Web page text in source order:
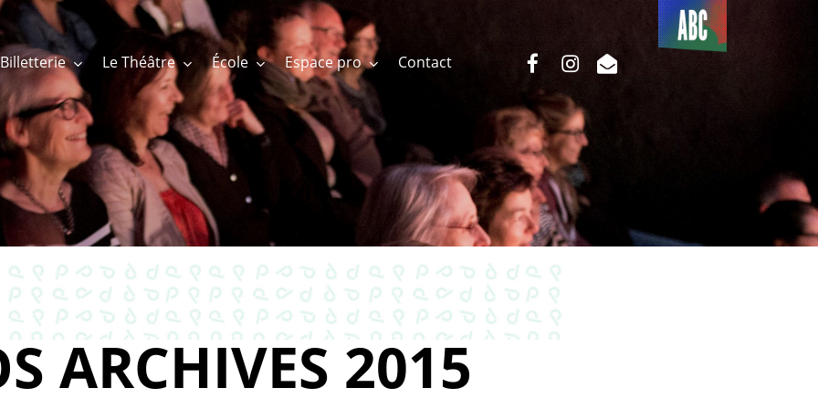
Billetterie Le Théâtre École Espace pro Contact
Du côté
de l’ABC
facebookinstagram
email
ARCHIVES 2015